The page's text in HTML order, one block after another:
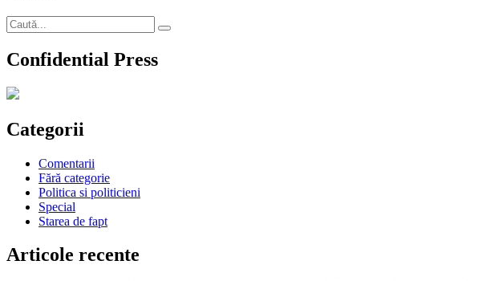
Caută
după:
Căutare
Confidential Press
Categorii
Comentarii
Fără categorie
Politica si politicieni
Special
Starea de fapt
Articole recente